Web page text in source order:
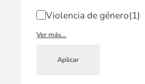
Violencia de género(1)
Ver más…
Aplicar